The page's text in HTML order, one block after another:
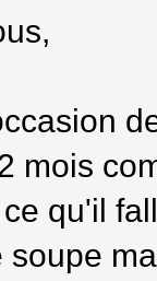
mois
qu'il
soupe